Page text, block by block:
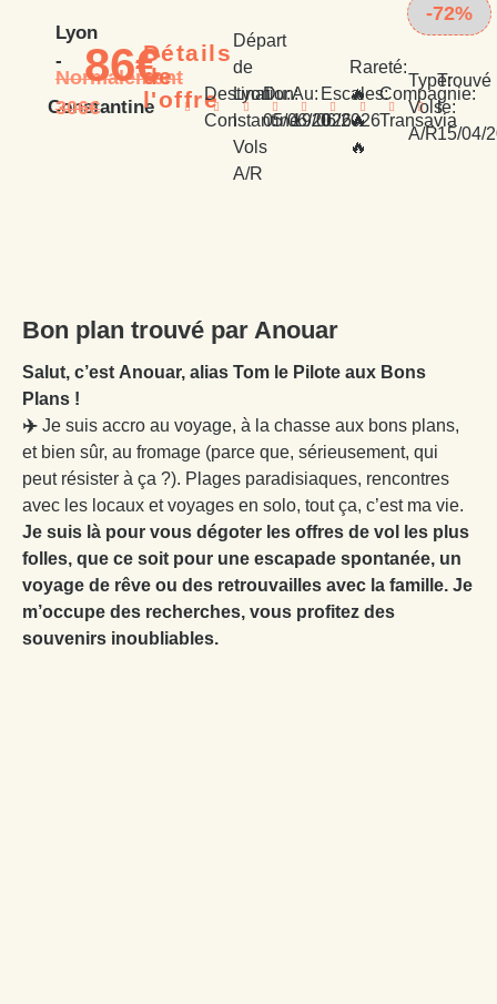
-72%
Lyon
-
Constantine
Normalement
306€
86€Détails
de
l'offreDestination:
Constantine
Départ
de
Lyon
l
Vols
A/R
Du:
05/06/2026
Au:
19/06/2026
Escales:
0
Rareté:
🔥
🔥
🔥
Compagnie:
Transavia
Type:
Vols
A/R
Trouvé
le:
15/04/
Bon plan trouvé par Anouar
Salut, c’est Anouar, alias Tom le Pilote aux Bons
Plans !
✈️ Je suis accro au voyage, à la chasse aux bons plans,
et bien sûr, au fromage (parce que, sérieusement, qui
peut résister à ça ?). Plages paradisiaques, rencontres
avec les locaux et voyages en solo, tout ça, c’est ma vie.
Je suis là pour vous dégoter les offres de vol les plus
folles, que ce soit pour une escapade spontanée, un
voyage de rêve ou des retrouvailles avec la famille. Je
m’occupe des recherches, vous profitez des
souvenirs inoubliables.